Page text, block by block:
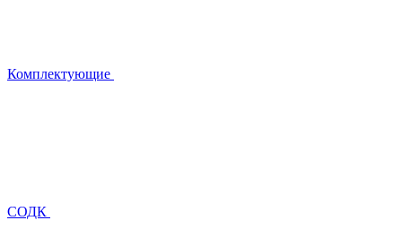
Комплектующие
СОДК